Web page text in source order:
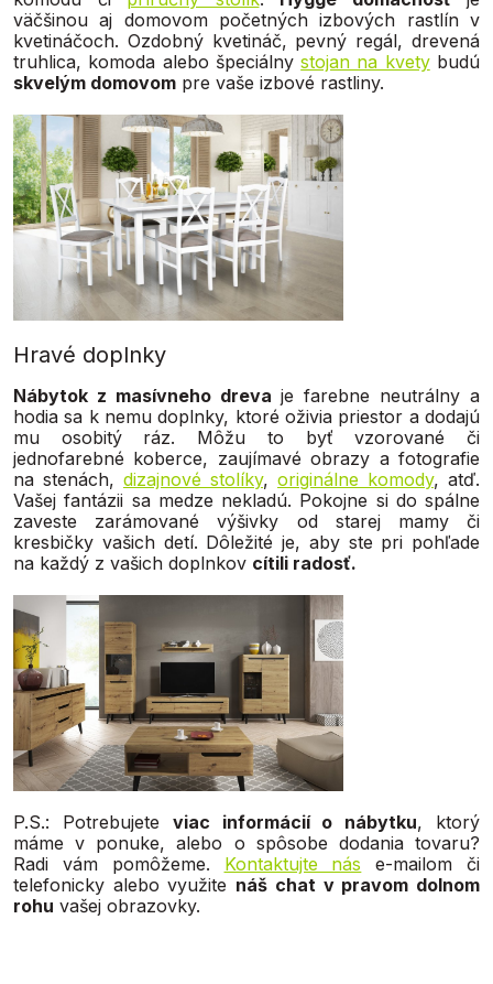
väčšinou aj domovom početných izbových rastlín v
kvetináčoch. Ozdobný kvetináč, pevný regál, drevená
truhlica, komoda alebo špeciálnystojan na kvetybudú
skvelým domovom pre vaše izbové rastliny.
Hravé doplnky
Nábytok z masívneho dreva je farebne neutrálny a
hodia sa k nemu doplnky, ktoré oživia priestor a dodajú
mu osobitý ráz. Môžu to byť vzorované či
jednofarebné koberce, zaujímavé obrazy a fotografie
na stenách, dizajnové stolíky, originálne komody, atď.
Vašej fantázii sa medze nekladú. Pokojne si do spálne
zaveste zarámované výšivky od starej mamy či
kresbičky vašich detí. Dôležité je, aby ste pri pohľade
na každý z vašich doplnkov cítili radosť.
P.S.: Potrebujete viac informácií o nábytku, ktorý
máme v ponuke, alebo o spôsobe dodania tovaru?
Radi vám pomôžeme. Kontaktujte nás e-mailom či
telefonicky alebo využite náš chat v pravom dolnom
rohu vašej obrazovky.